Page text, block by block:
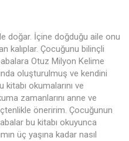
doğar. İçine doğduğu aile onu
kalıplar. Çocuğunu bilinçli
Otuz Milyon Kelime
oluşturulmuş ve kendini
okumalarını ve
zamanlarını anne ve
öneririm. Çocuğunun
bu kitabı okuyunca
üç yaşına kadar nasıl